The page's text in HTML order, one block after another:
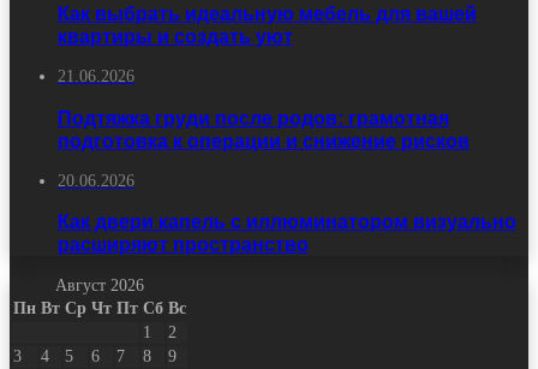
Как выбрать идеальную мебель для вашей
квартиры и создать уют
21.06.2026
Подтяжка груди после родов: грамотная
подготовка к операции и снижение рисков
20.06.2026
Как двери капель с иллюминатором визуально
расширяют пространство
Август 2026
Пн Вт Ср Чт Пт Сб Вс
1
2
3
4 5 6 7 8
9